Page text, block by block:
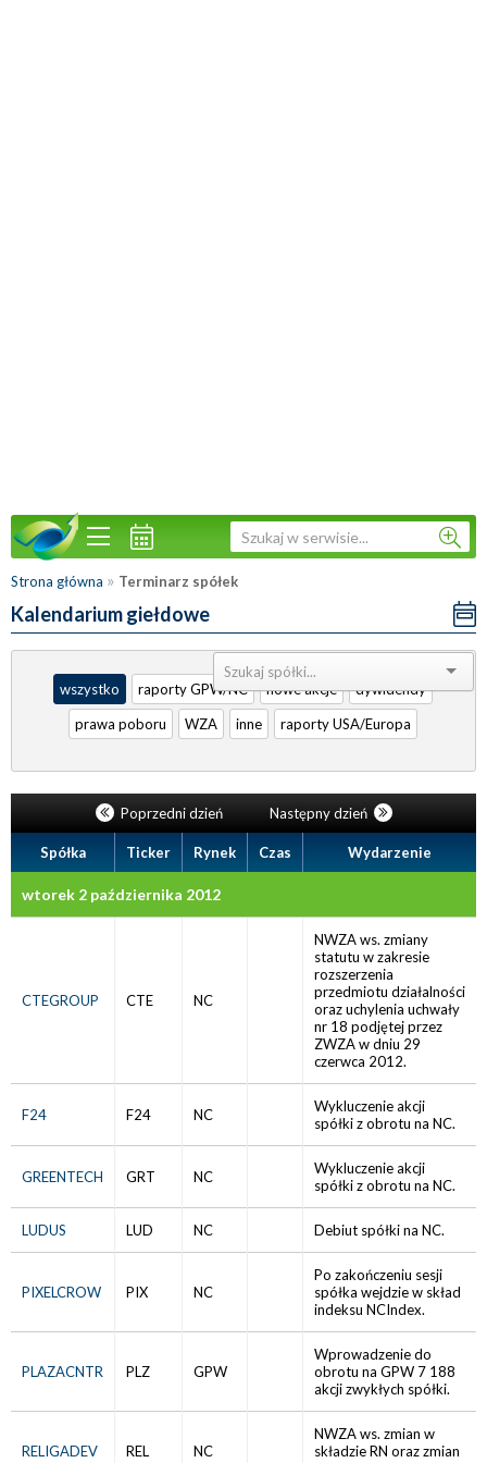
Strona główna » Terminarz spółek
Kalendarium giełdowe
Sortuj:
wszystko
raporty GPW/NC nowe akcje
dywidendy
prawa poboru
WZA inne raporty USA/Europa
Poprzedni dzień Następny dzień
Spółka Ticker Rynek Czas Wydarzenie
wtorek 2 października 2012
CTEGROUP CTE NC
NWZA ws. zmiany
statutu w zakresie
rozszerzenia
przedmiotu działalności
oraz uchylenia uchwały
nr 18 podjętej przez
ZWZA w dniu 29
czerwca 2012.
F24 F24 NC
Wykluczenie akcji
spółki z obrotu na NC.
GREENTECH GRT NC
Wykluczenie akcji
spółki z obrotu na NC.
LUDUS LUD NC Debiut spółki na NC.
PIXELCROW PIX NC
Po zakończeniu sesji
spółka wejdzie w skład
indeksu NCIndex.
PLAZACNTR PLZ GPW
Wprowadzenie do
obrotu na GPW 7 188
akcji zwykłych spółki.
RELIGADEV REL NC
NWZA ws. zmian w
składzie RN oraz zmian